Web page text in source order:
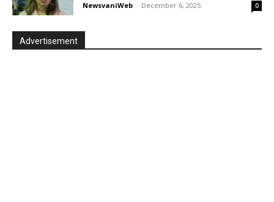
NewsvaniWeb - December 6, 2025 0
Advertisement